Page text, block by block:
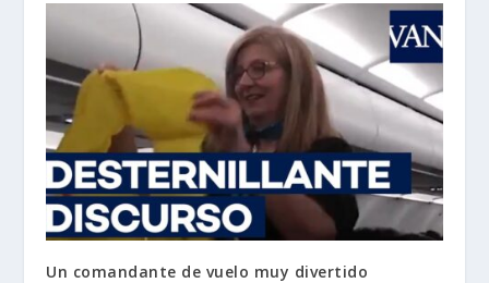
Un comandante de vuelo muy divertido